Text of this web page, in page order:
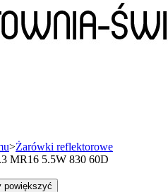
>Żarówki reflektorowe
MR16 5.5W 830 60D
powiększyć